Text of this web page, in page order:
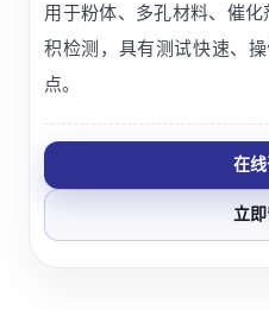
用于粉体、多孔材料、催
积检测，具有测试快速、
点。
在
立